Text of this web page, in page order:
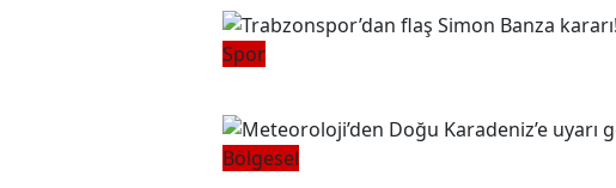
Spor
Bölgesel